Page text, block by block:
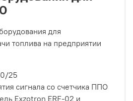
для
топлива на предприятии
25
сигнала со счетчика ППО
Exzotron ERF-02 и